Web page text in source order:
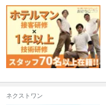
ネクストワン